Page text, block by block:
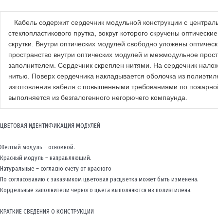
Кабель содержит сердечник модульной конструкции с
стеклопластикового прутка, вокруг которого скручены
скрутки. Внутри оптических модулей свободно уложены
пространство внутри оптических модулей и межмодульное
заполнителем. Сердечник скреплен нитями. На сердечник
нитью. Поверх сердечника накладывается оболочка из
изготовления кабеля с повышенными требованиями по
выполняется из безгалогенного негорючего компаунда.
ЦВЕТОВАЯ ИДЕНТИФИКАЦИЯ МОДУЛЕЙ
Желтый модуль – основной.
Красный модуль – направляющий.
Натуральные – согласно счету от красного
По согласованию с заказчиком цветовая расцветка может быть изменена.
Кордельные заполнители черного цвета выполняются из полиэтилена.
КРАТКИЕ СВЕДЕНИЯ О КОНСТРУКЦИИ